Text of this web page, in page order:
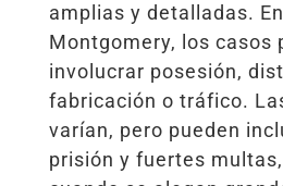
amplias y detalladas.
Montgomery, los casos
involucrar posesión,
fabricación o tráfico.
varían, pero pueden
prisión y fuertes